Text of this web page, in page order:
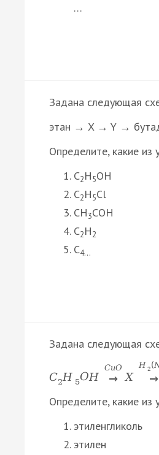
…
Задана следующая
этан → X → Y →
Определите, какие из
C2H5OH
C2H5Cl
CH3COH
C2H2
C4…
Задана следующая
C2H 5OH
CuO
→ X
H 2 (
→
Определите, какие из
этиленгликоль
этилен